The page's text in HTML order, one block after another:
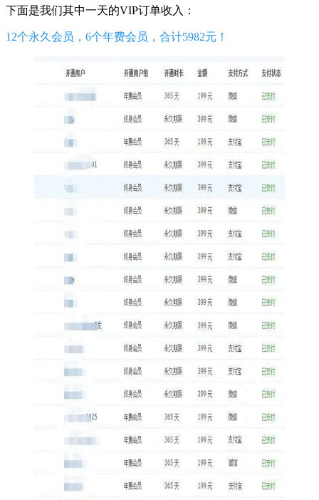
下面是我们其中一天的VIP订单收入：
12个永久会员，6个年费会员，合计5982元！